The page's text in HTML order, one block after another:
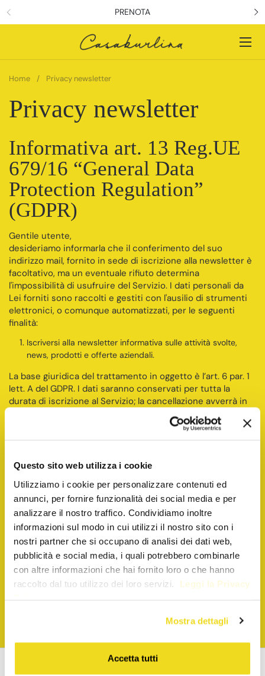
Questo sito web utilizza i cookie
Utilizziamo i cookie per personalizzare contenuti ed
annunci, per fornire funzionalità dei social media e per
analizzare il nostro traffico. Condividiamo inoltre
informazioni sul modo in cui utilizzi il nostro sito con i
nostri partner che si occupano di analisi dei dati web,
pubblicità e social media, i quali potrebbero combinarle
con altre informazioni che hai fornito loro o che hanno
raccolto dal tuo utilizzo dei loro servizi.
Leggi la Privacy
Mostra dettagli
Accetta tutti
Passa ai contenuti PRENOTA
Apri
Home / Privacy newsletter
Privacy newsletter
Informativa art. 13 Reg.UE
679/16 “General Data
Protection Regulation”
(GDPR)
Gentile utente,
desideriamo informarla che il conferimento del suo
indirizzo mail, fornito in sede di iscrizione alla newsletter è
facoltativo, ma un eventuale rifiuto determina
l'impossibilità di usufruire del Servizio. I dati personali da
Lei forniti sono raccolti e gestiti con l'ausilio di strumenti
elettronici, o comunque automatizzati, per le seguenti
finalità:
Iscriversi alla newsletter informativa sulle attività svolte,
news, prodotti e offerte aziendali.
La base giuridica del trattamento in oggetto è l’art. 6 par. 1
lett. A del GDPR. I dati saranno conservati per tutta la
durata di iscrizione al Servizio; la cancellazione avverrà in
seguito all’espletamento della procedura contenuta in ogni
comunicazione ricevuta oppure in caso di presentazione
a terzi, salvo i partner tecnici che permettono di erogare il
dati non saranno diffusi o trasferiti extra-ue.
Il Titolare del trattamento è Burlina’s srl, con sede in via
Ponte Luma 45, 33082 Azzano X (PN), P.IVA 01709640930
Tel. +393387821974, in persona del legale rappresentante.
Presso il titolare è stato nominato un Responsabile della
Protezione Dati (DPO) a cui Lei potrà rivolgersi per far
valere i suoi diritti così come previsto dagli articoli 15, 16, 17,
18, 20, 21, 77 del Reg. 679/16.
Cliccando sul pulsante “Iscrivimi”, presta il consenso a